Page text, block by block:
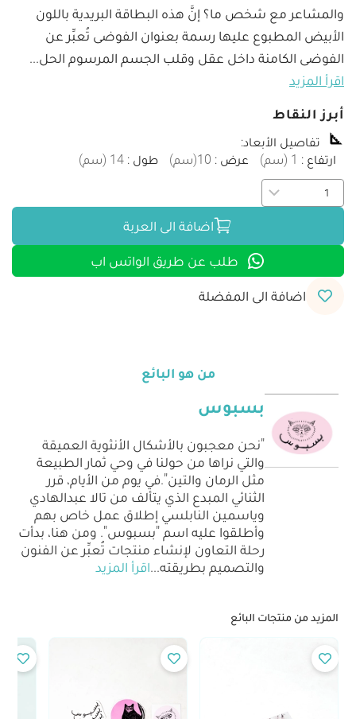
والمشاعر مع شخص ما؟ إنَّ هذه البطاقة البريدية باللون
الأبيض المطبوع عليها رسمة بعنوان الفوضى تُعبِّر عن
الفوضى الكامنة داخل عقل وقلب الجسم المرسوم الحل...
اقرأ المزيد
أبرز النقاط
تفاصيل الأبعاد:
ارتفاع :
1
(سم) عرض :
10
(سم) طول :
14
(سم)
اضافة الى العربة
طلب عن طريق الواتس اب
اضافة الى المفضلة
من هو البائع
بسبوس
"نحن معجبون بالأشكال الأنثوية العميقة
والتي نراها من حولنا في وحي ثمار الطبيعة
مثل الرمان والتين".في يوم من الأيام، قرر
الثنائي المبدع الذي يتألف من تالا عبدالهادي
وياسمين النابلسي إطلاق عمل خاص بهم
وأطلقوا عليه اسم "بسبوس". ومن هنا، بدأت
رحلة التعاون لإنشاء منتجات تُعبِّر عن الفنون
والتصميم بطريقته...اقرأ المزيد
المزيد من منتجات البائع